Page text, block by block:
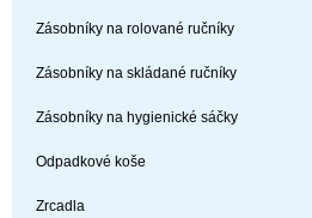
Zásobníky na rolované ručníky
Zásobníky na skládané ručníky
Zásobníky na hygienické sáčky
Odpadkové koše
Zrcadla